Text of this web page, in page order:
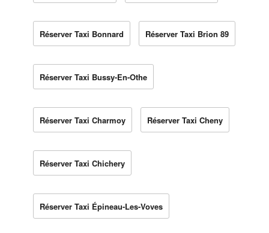
Réserver Taxi Bonnard Réserver Taxi Brion 89
Réserver Taxi Bussy-En-Othe
Réserver Taxi Charmoy Réserver Taxi Cheny
Réserver Taxi Chichery
Réserver Taxi Épineau-Les-Voves